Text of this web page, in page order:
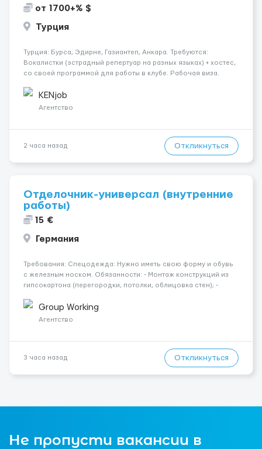
от 1700+% $
Турция
Турция: Бурса, Эдирне, Газиантеп, Анкара. Требуются:
Вокалистки (эстрадный репертуар на разных языках) + хостеc,
со своей программой для работы в клубе. Рабочая виза.
одного до трех месяцев. Мед. страховка. Высокая зарплат...
KENjob
Агентство
2 часа назад Откликнуться
Отделочник-универсал (внутренние
работы)
15 €
Германия
Требования: Спецодежда: Нужно иметь свою форму и обувь
с железным носком. Обязанности: - Монтаж конструкций из
гипсокартона (перегородки, потолки, облицовка стен); -
малярных работ (шпатлевка, грунтовка, покраска); -
Штукатурные работы ...
Group Working
Агентство
3 часа назад Откликнуться
Не пропусти вакансии в